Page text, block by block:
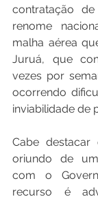
contratação
renome
malha aérea
Juruá, que
vezes por
ocorrendo
inviabilidade de
Cabe
oriundo de
com o
recurso é